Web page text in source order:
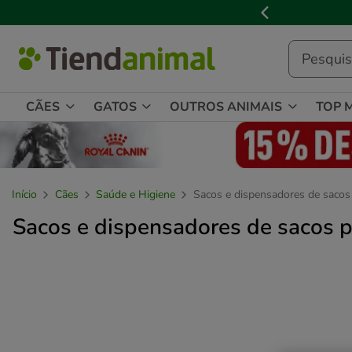
de
mensagem,
CÃES GATOS OUTROS ANIMAIS TOP
Início Cães Saúde e Higiene Sacos e dispensadores de
Sacos e dispensadores de sacos